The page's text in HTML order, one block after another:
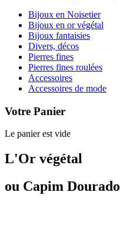
Bijoux en Noisetier
Bijoux en or végétal
Bijoux fantaisies
Divers, décos
Pierres fines
Pierres fines roulées
Accessoires
Accessoires de mode
Votre Panier
Le panier est vide
L'Or végétal
ou Capim Dourado